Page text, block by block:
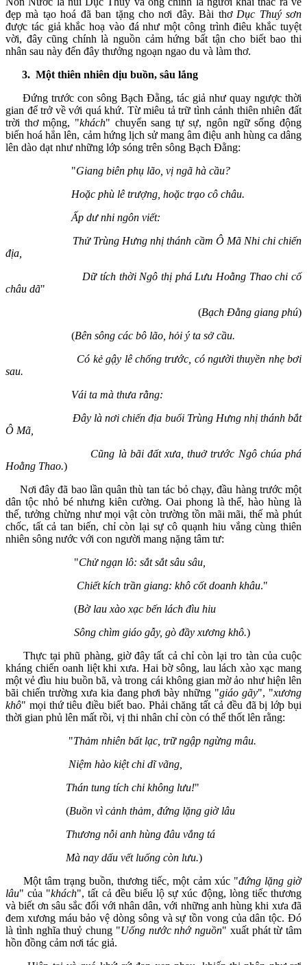
đẹp mà tạo hoá đã ban tặng cho nơi đây. Bài thơDục Thuý sơn
được tác giả khắc hoạ vào đá như một công trình điêu khắc tuyệt
vời, đây cũng chính là nguồn cảm hứng bất tận cho biết bao thi
nhân sau này đến đây thưởng ngoạn ngao du và làm thơ.
3. Một thiên nhiên dịu buồn, sâu lắng
Đứng trước con sông Bạch Đằng, tác giả như quay ngược thời
gian để trở về với quá khứ. Từ miêu tả trữ tình cảnh thiên nhiên đất
trời thơ mộng, "khách" chuyển sang tự sự, ngôn ngữ sống động
biến hoá hẳn lên, cảm hứng lịch sử mang âm điệu anh hùng ca dâng
lên dào dạt như những lớp sóng trên sông Bạch Đằng:
"Giang biên phụ lão, vị ngã hà cầu?
Hoặc phù lê trượng, hoặc trạo cô châu.
Ấp dư nhi ngôn viết:
Thử Trùng Hưng nhị thánh cầm Ô Mã Nhi chi chiến
địa,
Dữ tích thời Ngô thị phá Lưu Hoằng Thao chi cố
châu dã"
(Bạch Đằng giang phú)
(Bên sông các bô lão, hỏi ý ta sở cầu.
Có kẻ gậy lê chống trước, có người thuyền nhẹ bơi
sau.
Vái ta mà thưa rằng:
Đây là nơi chiến địa buổi Trùng Hưng nhị thánh bắt
Ô Mã,
Cũng là bãi đất xưa, thuở trước Ngô chúa phá
Hoằng Thao.)
Nơi đây đã bao lần quân thù tan tác bỏ chạy, đầu hàng trước một
dân tộc nhỏ bé nhưng kiên cường. Oai phong là thế, hào hùng là
thế, tưởng chừng như mọi vật còn trường tồn mãi mãi, thế mà phút
chốc, tất cả tan biến, chỉ còn lại sự cô quạnh hiu vắng cùng thiên
nhiên sông nước với con người mang nặng tâm tư:
"Chử ngạn lô: sắt sắt sâu sâu,
Chiết kích trần giang: khô cốt doanh khâu."
(Bờ lau xào xạc bến lách đìu hiu
Sông chìm giáo gẫy, gò đầy xương khô.)
Thực tại phũ phàng, giờ đây tất cả chỉ còn lại tro tàn của cuộc
kháng chiến oanh liệt khi xưa. Hai bờ sông, lau lách xào xạc mang
một vẻ đìu hiu buồn bã, và trong cái không gian mờ ảo như hiện lên
bãi chiến trường xưa kia đang phơi bày những "giáo gãy", "xương
khô" mọi thứ tiêu điều biết bao. Phải chăng tất cả đều đã bị lớp bụi
thời gian phủ lên mất rồi, vị thi nhân chỉ còn có thể thốt lên rằng:
"Thảm nhiên bất lạc, trữ ngập ngừng mâu.
Niệm hào kiệt chi dĩ vãng,
Thán tung tích chi không lưu!"
(Buồn vì cảnh thảm, đứng lặng giờ lâu
Thương nỗi anh hùng đâu vắng tá
Mà nay dấu vết luống còn lưu.)
Một tâm trạng buồn, thương tiếc, một cảm xúc "đứng lặng giờ
lâu" của "khách", tất cả đều biểu lộ sự xúc động, lòng tiếc thương
và biết ơn sâu sắc đối với nhân dân, với những anh hùng khi xưa đã
đem xương máu bảo vệ dòng sông và sự tồn vong của dân tộc. Đó
là tình nghĩa thuỷ chung "Uống nước nhớ nguồn" xuất phát từ tâm
hồn đồng cảm nơi tác giả.